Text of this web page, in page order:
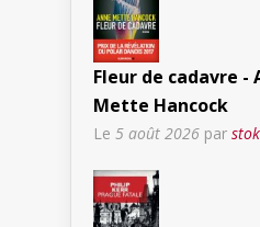
Fleur de cadavre -
Mette Hancock
Le 5 août 2026 par